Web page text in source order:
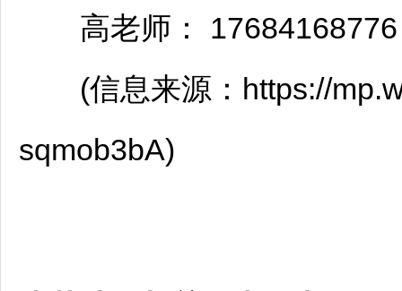
高老师： 17684168776
(信息来源：https://
sqmob3bA)